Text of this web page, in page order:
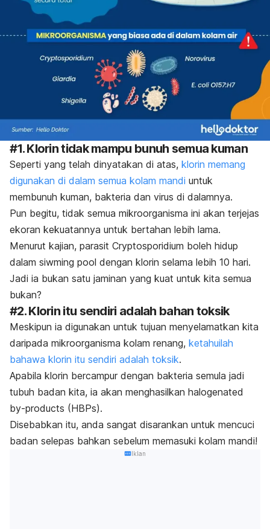
#1. Klorin tidak mampu bunuh semua kuman
Seperti yang telah dinyatakan di atas, klorin memang
digunakan di dalam semua kolam mandi untuk
membunuh kuman, bakteria dan virus di dalamnya.
Pun begitu, tidak semua mikroorganisma ini akan terjejas
ekoran kekuatannya untuk bertahan lebih lama.
Menurut kajian, parasit Cryptosporidium boleh hidup
dalam siwming pool dengan klorin selama lebih 10 hari.
Jadi ia bukan satu jaminan yang kuat untuk kita semua
bukan?
#2. Klorin itu sendiri adalah bahan toksik
Meskipun ia digunakan untuk tujuan menyelamatkan kita
daripada mikroorganisma kolam renang, ketahuilah
bahawa klorin itu sendiri adalah toksik.
Apabila klorin bercampur dengan bakteria semula jadi
tubuh badan kita, ia akan menghasilkan halogenated
by-products (HBPs).
Disebabkan itu, anda sangat disarankan untuk mencuci
badan selepas bahkan sebelum memasuki kolam mandi!
Iklan